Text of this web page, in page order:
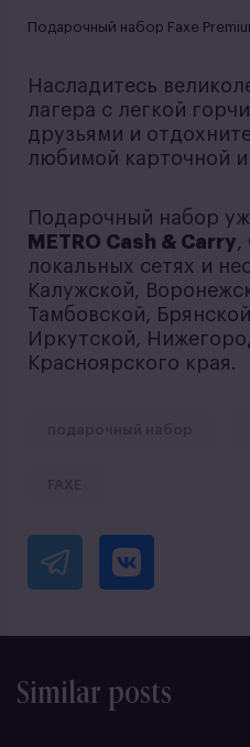
Подарочный набор Faxe
Насладитесь
лагера с легкой
друзьями и
любимой карточной
Подарочный набор
METRO Cash & Carry,
локальных сетях и
Калужской,
Тамбовской,
Иркутской,
Красноярского края.
Similar posts